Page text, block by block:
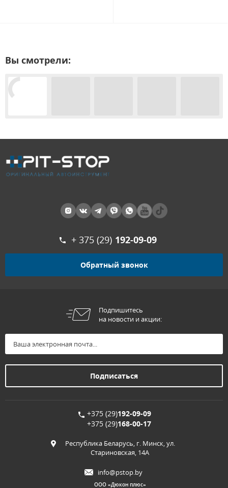
Вы смотрели:
+ 375 (29) 192-09-09
Обратный звонок
Подпишитесь
на новости и акции:
+375 (29)192-09-09
+375 (29)168-00-17
Республика Беларусь, г. Минск, ул.
Стариновская, 14А
info@pstop.by
ООО «Дюкон плюс»